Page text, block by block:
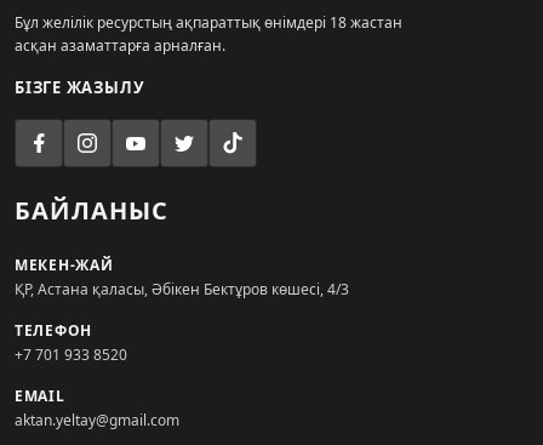
Бұл желілік ресурстың ақпараттық өнімдері 18 жастан
асқан азаматтарға арналған.
БІЗГЕ ЖАЗЫЛУ
БАЙЛАНЫС
МЕКЕН-ЖАЙ
ҚР, Астана қаласы, Әбікен Бектұров көшесі, 4/3
ТЕЛЕФОН
+7 701 933 8520
EMAIL
aktan.yeltay@gmail.com